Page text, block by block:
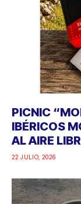
PICNIC
IBÉRICOS
AL AIRE
22 JULIO, 2026